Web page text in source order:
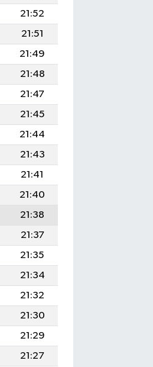
21:52
21:51
21:49
21:48
21:47
21:45
21:44
21:43
21:41
21:40
21:38
21:37
21:35
21:34
21:32
21:30
21:29
21:27